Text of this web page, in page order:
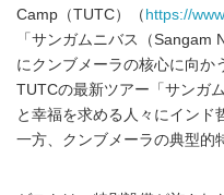
Camp（TUTC）（ https://
「サンガムニバス（Sangam
にクンブメーラの核心に向か
TUTCの最新ツアー「サンガ
と幸福を求める人々にインド
一方、クンブメーラの典型的